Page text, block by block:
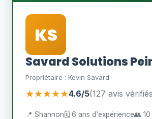
KS
Savard Solutions
Propriétaire : Kevin Savard
★★★★★4.6/5(127 avis
📍 Shannon🗓️ 6 ans d'expérience👥